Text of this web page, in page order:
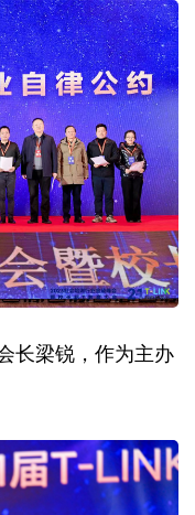
长梁锐，作为主办